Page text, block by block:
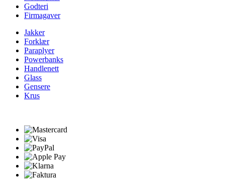
Godteri
Firmagaver
Jakker
Forklær
Paraplyer
Powerbanks
Handlenett
Glass
Gensere
Krus